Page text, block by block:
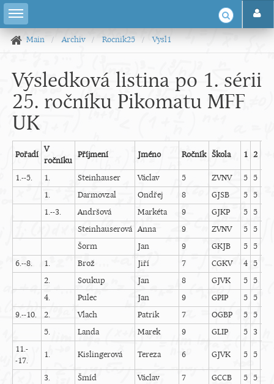
Main Archiv Rocnik25 Vysl1
Výsledková listina po 1. sérii
25. ročníku Pikomatu MFF
UK
Pořadí
V
ročníku
Příjmení Jméno Ročník Škola 1 2
1.--5. 1. Steinhauser Václav 5 ZVNV 5 5
1.
Darmovzal Ondřej 8 GJSB 5 5
1.--3.
Andršová Markéta 9 GJKP 5 5
Steinhauserová Anna 9 ZVNV 5 5
Šorm
Jan 9 GKJB 5 5
6.--8.
1. Brož Jiří 7 CGKV 4 5
2.
Soukup Jan 8 GJVK 5 5
4.
Pulec Jan 9 GPIP 5 5
9.--10.
2. Vlach Patrik 7 OGBP 5 5
5.
Landa Marek 9 GLIP 5 3
11.-
-17.
1. Kislingerová Tereza 6 GJVK 5 5
3. Šmíd Václav 7 GCCB 5 5